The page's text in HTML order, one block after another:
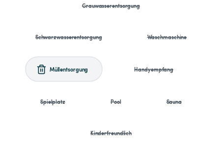
Grauwasserentsorgung
Schwarzwasserentsorgung Waschmaschine
Müllentsorgung Handyempfang
Spielplatz Pool Sauna
Kinderfreundlich